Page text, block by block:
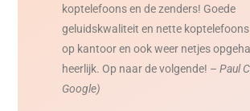
koptelefoons en de zenders! Goede
geluidskwaliteit en nette koptelefoons
op kantoor en ook weer netjes
heerlijk. Op naar de volgende! –Paul
Google)